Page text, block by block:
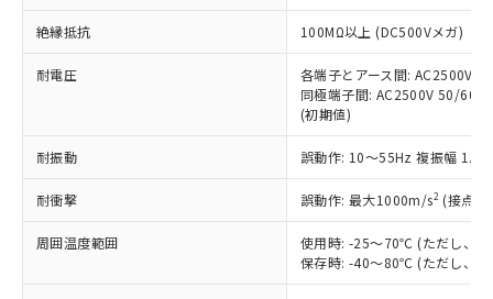
絶縁抵抗 100MΩ以上 (DC500Vメガ)
耐電圧
各端子とアース間: AC2500V
同極端子間: AC2500V 50/
(初期値)
耐振動 誤動作: 10～55Hz 複振幅
耐衝撃 誤動作: 最大1000m/s2 (接点
周囲温度範囲
使用時: -25～70℃ (ただし、氷
保存時: -40～80℃ (ただし、氷
当社制御機器事業取扱商品の中には、
本サービスの対象外となる商品もある
ことをご了承ください。
在庫状況および標準価格照会結果は、
記載している更新日時点での社内デー
タに基づき作成されるものであり、閲
覧された時点での実際の在庫および標
準価格とは異なる場合があることをご
正式な納期状況および標準価格はお客
様のお取引先、またはお客様担当のオ
非該当品：ライセンス料など無形物で、有
害物質有無と関係のない商品です。
いたものが、含有品と判明した場合などや
むを得ず変更することがあります。
六価クロム(Cr(Ⅵ)) 1000ppm以下、ポリ臭化ビフェニル
類(PBB) 1000ppm以下、ポリ臭化ジフェニルエーテル類
(PBDE) 1000ppm以下、フタル酸ビス(2-エチルヘキシ
ル) (DEHP)(別名：DOP) 1000ppm以下、フタル酸ブチ
ルベンジル（BBP） 1000ppm以下、フタル酸ジブチル
（DBP） 1000ppm以下、フタル酸ジイソブチル
「○」：最大均質材料含有率が中国RoHSの
基準値以下であることを示します。
「×」：最大均質材料含有率が中国RoHSの
基準値を超えていることを示します。
「－」：未確認です。当社販売部門へお問
*中国RoHS10物質の基準値 (GB/T26572)：
Pb(鉛) :1000ppm、 Hg(水銀) : 1000ppm、 Cd(カドミウ
Cr(Ⅵ)(六価クロム) : 1000ppm、 PBBs(ポリ臭化ビフェ
ニル類) : 1000ppm、 PBDEs(ポリ臭化ジフェニルエーテ
DBP(フタル酸ジブチル) : 1000ppm、 DIBP(フタル酸ジ
イソブチル) : 1000ppm、 BBP(フタル酸ブチルベンジ
当社は、これら貴社製品のうち、外国
為替および外国貿易法に定める商品
（以下｢規制貨物等」という）を輸出
または国外への提供する場合は、日本
国政府の輸出許可(または役務取引許
可)を取得するなどの必要な手続きを
当社は規制貨物を破棄する場合は、完
全に破砕するなど、違法に輸出されな
○ 一定数以上の在庫あり
一定数には満たないが在庫あり